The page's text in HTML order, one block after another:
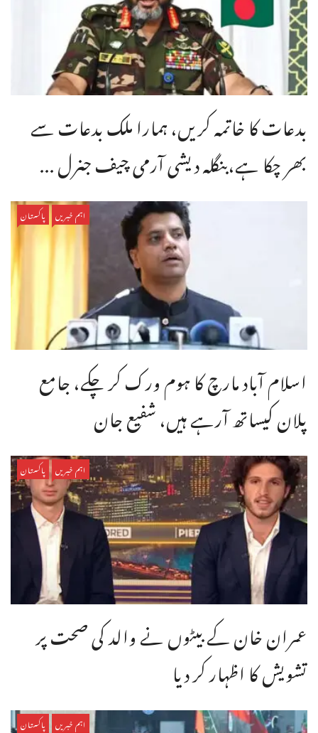
بدعات کا خاتمہ کریں، ہمارا ملک بدعات سے
بھر چکا ہے،بنگله دیشی آرمی چیف جنرل ...
اہم خبریں پاکستان
اسلام آباد مارچ کا ہوم ورک کر چکے، جامع
پلان کیساتھ آرہے ہیں، شفیع جان
اہم خبریں پاکستان
عمران خان کے بیٹوں نے والد کی صحت پر
تشویش کا اظہار کر دیا
اہم خبریں پاکستان